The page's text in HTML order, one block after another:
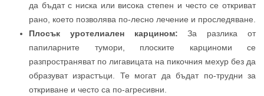
да бъдат с ниска или висока степен и често се откриват
рано, което позволява по-лесно лечение и проследяване.
Плосък уротелиален карцином: За разлика от
папиларните тумори, плоските карциноми се
разпространяват по лигавицата на пикочния мехур без да
образуват израстъци. Те могат да бъдат по-трудни за
откриване и често са по-агресивни.